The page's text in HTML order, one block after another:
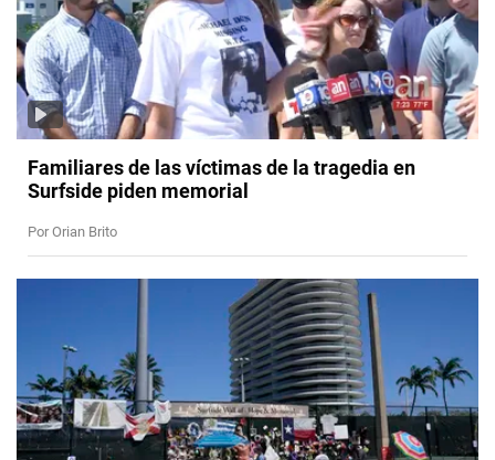
Familiares de las víctimas de la tragedia en
Surfside piden memorial
Por Orian Brito